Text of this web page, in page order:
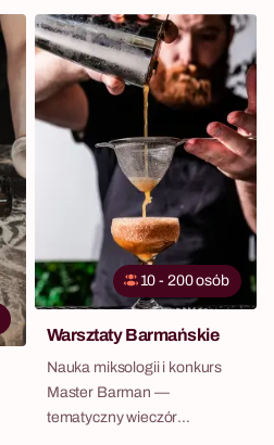
10 - 200 osób
Warsztaty Barmańskie
Nauka miksologii i konkurs
Master Barman —
tematyczny wieczór